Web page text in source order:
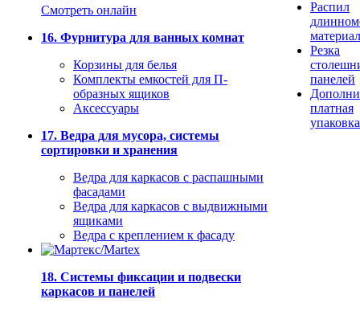
Смотреть онлайн
16. Фурнитура для ванных комнат
Корзины для белья
Комплекты емкостей для П-
образных ящиков
Аксессуары
17. Ведра для мусора, системы
сортировки и хранения
Ведра для каркасов с распашными
фасадами
Ведра для каркасов с выдвижными
ящиками
Ведра с креплением к фасаду
18. Системы фиксации и подвески
каркасов и панелей
Распил
Резка
панелей
платная
упаковка